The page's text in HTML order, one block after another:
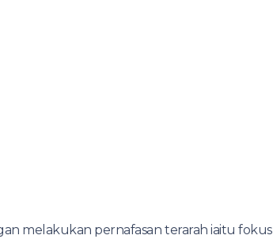
melakukan pernafasan terarah iaitu fokus